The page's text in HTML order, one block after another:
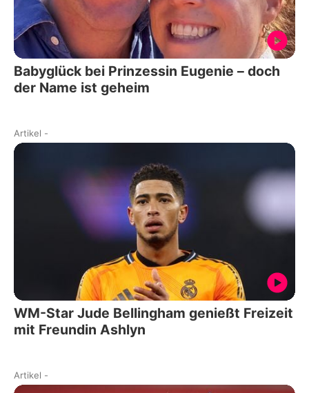
Babyglück bei Prinzessin Eugenie – doch
der Name ist geheim
Artikel -
WM-Star Jude Bellingham genießt Freizeit
mit Freundin Ashlyn
Artikel -